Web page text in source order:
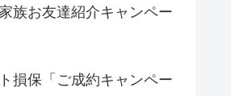
族お友達紹介キャンペー
損保「ご成約キャンペー